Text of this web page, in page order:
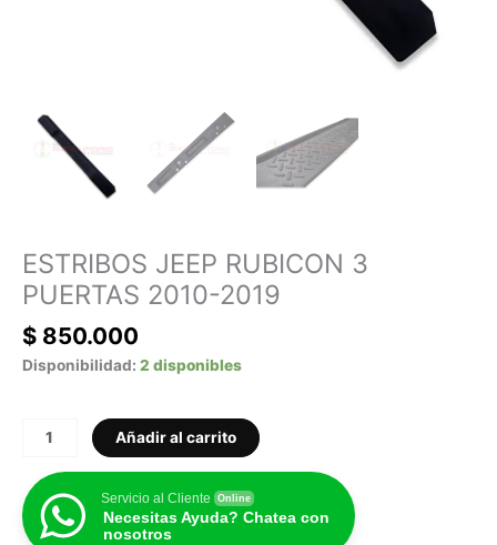
ESTRIBOS JEEP RUBICON 3
PUERTAS 2010-2019
$ 850.000
Disponibilidad: 2 disponibles
Añadir al carrito
Servicio al Cliente Online
Necesitas Ayuda? Chatea con
nosotros